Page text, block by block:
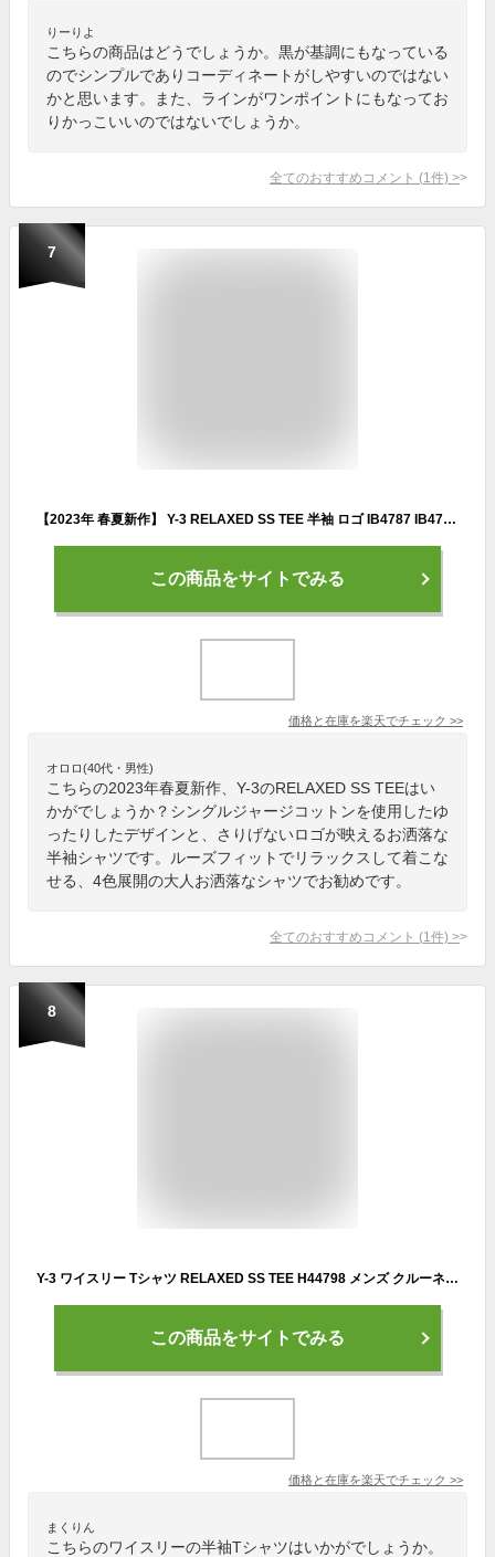
りーりよ
こちらの商品はどうでしょうか。黒が基調にもなっている
のでシンプルでありコーディネートがしやすいのではない
かと思います。また、ラインがワンポイントにもなってお
りかっこいいのではないでしょうか。
全てのおすすめコメント (1 件) >
7
【2023年 春夏新作】 Y-3 RELAXED SS TEE 半袖 ロゴ IB4787 IB4786 IB4773 H44798 ワイスリー メンズ men Tシャツ レディース ladies ユニセックス クルーネック カットソー
この商品をサイトでみる
価格と在庫を楽天でチェック >>
オロロ(40代・男性)
こちらの2023年春夏新作、Y-3のRELAXED SS TEEはい
かがでしょうか？シングルジャージコットンを使用したゆ
ったりしたデザインと、さりげないロゴが映えるお洒落な
半袖シャツです。ルーズフィットでリラックスして着こな
せる、4色展開の大人お洒落なシャツでお勧めです。
全てのおすすめコメント (1 件) >
8
Y-3 ワイスリー Tシャツ RELAXED SS TEE H44798 メンズ クルーネック 半袖 カットソー コットン ロゴパッチ BLACK
この商品をサイトでみる
価格と在庫を楽天でチェック >>
まくりん
こちらのワイスリーの半袖Tシャツはいかがでしょうか。